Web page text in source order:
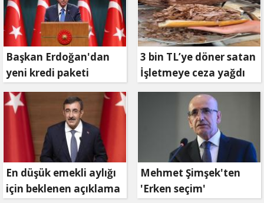
Başkan Erdoğan'dan
yeni kredi paketi
müjdesi: 6 ay geri
ödemesiz, 36 ay vadeli
3 bin TL’ye döner satan
İşletmeye ceza yağdı
En düşük emekli aylığı
için beklenen açıklama
Mehmet Şimşek'ten
'Erken seçim'